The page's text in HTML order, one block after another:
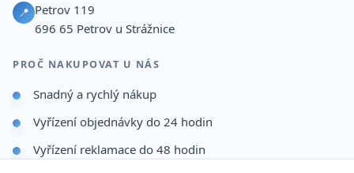
📍 Petrov 119
696 65 Petrov u Strážnice
PROČ NAKUPOVAT U NÁS
Snadný a rychlý nákup
Vyřízení objednávky do 24 hodin
Vyřízení reklamace do 48 hodin